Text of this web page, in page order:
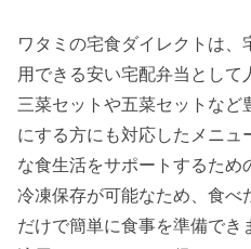
ワタミの宅食ダイレクトは
用できる安い宅配弁当とし
三菜セットや五菜セットな
にする方にも対応したメニ
な食生活をサポートするため
冷凍保存が可能なため、食べ
だけで簡単に食事を準備でき